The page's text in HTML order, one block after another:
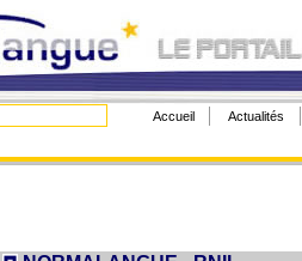
Accueil Actualités